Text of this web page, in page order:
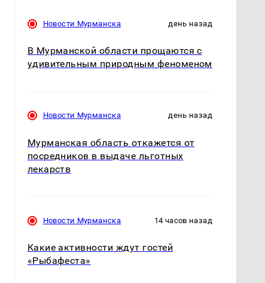
Новости Мурманска день назад
В Мурманской области прощаются с
удивительным природным феноменом
Новости Мурманска день назад
Мурманская область откажется от
посредников в выдаче льготных
лекарств
Новости Мурманска 14 часов назад
Какие активности ждут гостей
«Рыбафеста»